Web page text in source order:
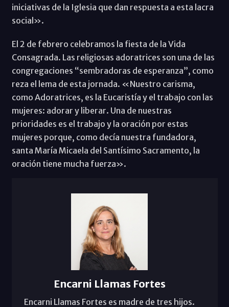
iniciativas de la Iglesia que dan respuesta a esta lacra
social».
El 2 de febrero celebramos la fiesta de la Vida
Consagrada. Las religiosas adoratrices son una de las
congregaciones “sembradoras de esperanza”, como
reza el lema de esta jornada. «Nuestro carisma,
como Adoratrices, es la Eucaristía y el trabajo con las
mujeres: adorar y liberar. Una de nuestras
prioridades es el trabajo y la oración por estas
mujeres porque, como decía nuestra fundadora,
santa María Micaela del Santísimo Sacramento, la
oración tiene mucha fuerza».
Encarni Llamas Fortes
Encarni Llamas Fortes es madre de tres hijos.